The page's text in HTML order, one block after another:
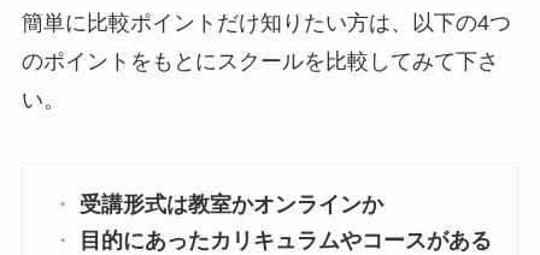
簡単に比較ポイントだけ知りたい方は、以下の4つ
のポイントをもとにスクールを比較してみて下さ
い。
受講形式は教室かオンラインか
目的にあったカリキュラムやコースがある